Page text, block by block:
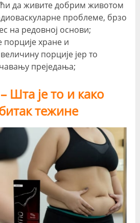
да живите добрим животом
проблеме, брзо
на редовној основи;
порције хране и
порције јер то
преједања;
Шта је то и како
тежине